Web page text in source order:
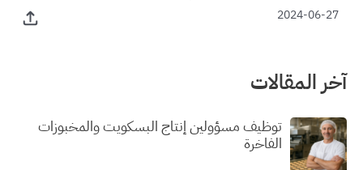
2024-06-27
آخر المقالات
توظيف مسؤولين إنتاج البسكويت والمخبوزات
الفاخرة